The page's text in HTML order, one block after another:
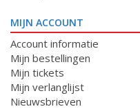
MIJN ACCOUNT
Account informatie
Mijn bestellingen
Mijn tickets
Mijn verlanglijst
Nieuwsbrieven